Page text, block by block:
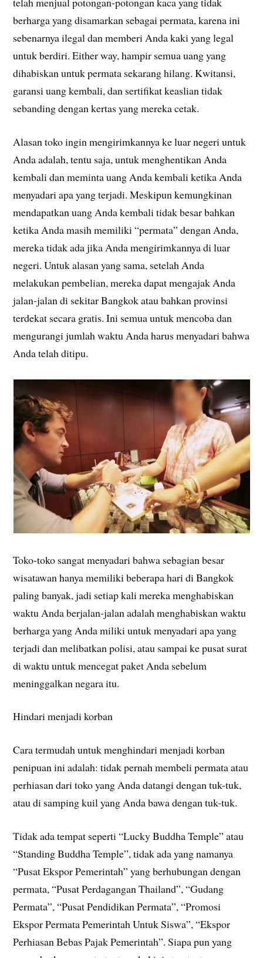
berharga yang disamarkan sebagai permata, karena ini
sebenarnya ilegal dan memberi Anda kaki yang legal
untuk berdiri. Either way, hampir semua uang yang
dihabiskan untuk permata sekarang hilang. Kwitansi,
garansi uang kembali, dan sertifikat keaslian tidak
sebanding dengan kertas yang mereka cetak.
Alasan toko ingin mengirimkannya ke luar negeri untuk
Anda adalah, tentu saja, untuk menghentikan Anda
kembali dan meminta uang Anda kembali ketika Anda
menyadari apa yang terjadi. Meskipun kemungkinan
mendapatkan uang Anda kembali tidak besar bahkan
ketika Anda masih memiliki “permata” dengan Anda,
mereka tidak ada jika Anda mengirimkannya di luar
negeri. Untuk alasan yang sama, setelah Anda
melakukan pembelian, mereka dapat mengajak Anda
jalan-jalan di sekitar Bangkok atau bahkan provinsi
terdekat secara gratis. Ini semua untuk mencoba dan
mengurangi jumlah waktu Anda harus menyadari bahwa
Anda telah ditipu.
Toko-toko sangat menyadari bahwa sebagian besar
wisatawan hanya memiliki beberapa hari di Bangkok
paling banyak, jadi setiap kali mereka menghabiskan
waktu Anda berjalan-jalan adalah menghabiskan waktu
berharga yang Anda miliki untuk menyadari apa yang
terjadi dan melibatkan polisi, atau sampai ke pusat surat
di waktu untuk mencegat paket Anda sebelum
meninggalkan negara itu.
Hindari menjadi korban
Cara termudah untuk menghindari menjadi korban
penipuan ini adalah: tidak pernah membeli permata atau
perhiasan dari toko yang Anda datangi dengan tuk-tuk,
atau di samping kuil yang Anda bawa dengan tuk-tuk.
Tidak ada tempat seperti “Lucky Buddha Temple” atau
“Standing Buddha Temple”, tidak ada yang namanya
“Pusat Ekspor Pemerintah” yang berhubungan dengan
permata, “Pusat Perdagangan Thailand”, “Gudang
Permata”, “Pusat Pendidikan Permata”, “Promosi
Ekspor Permata Pemerintah Untuk Siswa”, “Ekspor
Perhiasan Bebas Pajak Pemerintah”. Siapa pun yang